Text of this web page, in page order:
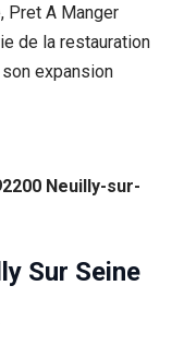
Pret A Manger
de la restauration
expansion
Neuilly-sur-
Sur Seine